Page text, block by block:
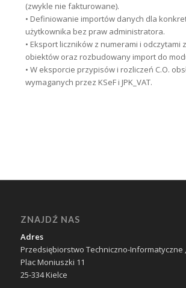
(zwykle nie fakturowane).
• Definiowanie importów danych dla
użytkownika bez praw administratora.
• Eksport liczników z numerami i odczytami
obiektów oraz rozbudowany import do
• W eksporcie przypisów i rozliczeń C.O.
wymaganych przez KSeF i JPK_VAT.
ZNAJDŹ NAS
Adres
Przedsiębiorstwo Techniczno-Informatyczne
Plac Moniuszki 11
25-334 Kielce